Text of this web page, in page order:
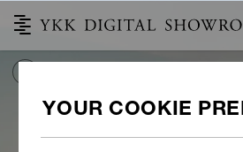
YKKサステナ
ビジョン